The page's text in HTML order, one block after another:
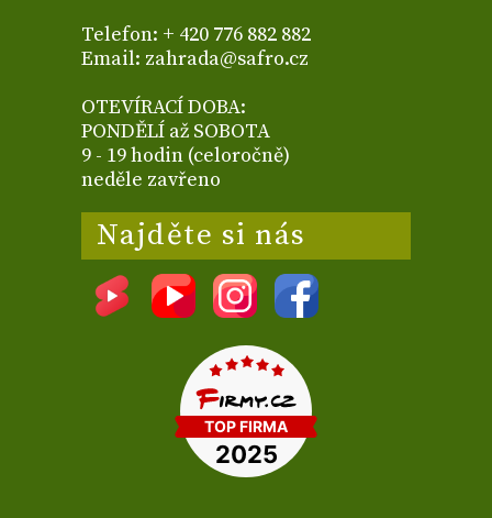
Telefon: + 420 776 882 882
Email: zahrada@safro.cz
OTEVÍRACÍ DOBA:
PONDĚLÍ až SOBOTA
9 - 19 hodin (celoročně)
neděle zavřeno
Najděte si nás